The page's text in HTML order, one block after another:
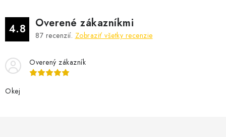
v
ý
p
s
4.8 Overené zákazníkmi
87 recenzií. Zobraziť všetky recenzie
Overený zákazník
Okej